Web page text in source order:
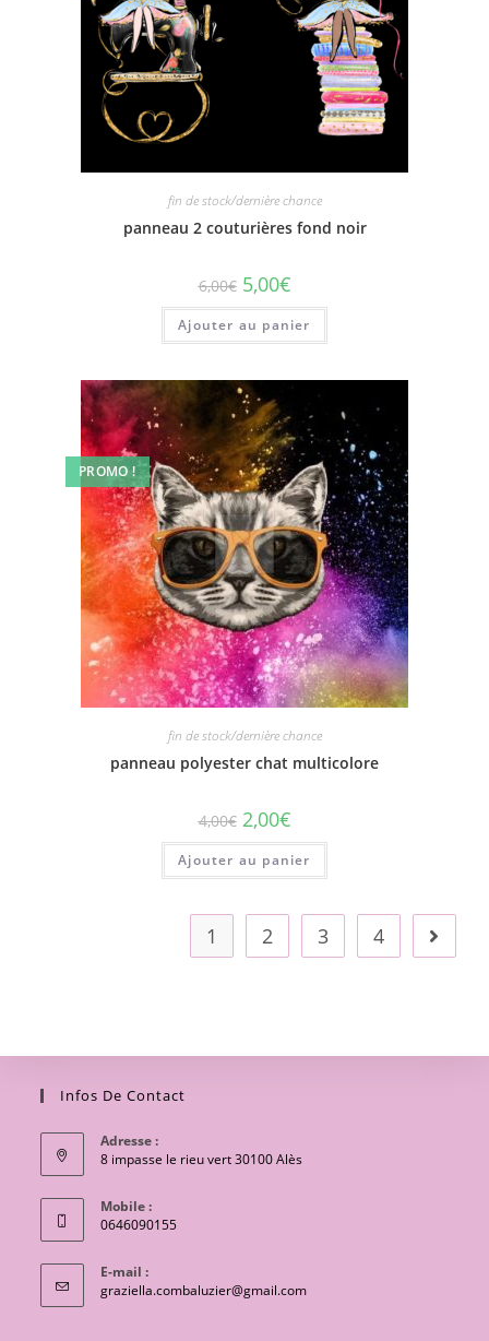
fin de stock/dernière chance
panneau 2 couturières fond noir
6,00€ 5,00€
Ajouter au panier
PROMO !
fin de stock/dernière chance
panneau polyester chat multicolore
4,00€ 2,00€
Ajouter au panier
1 2 3 4
Infos De Contact
Adresse :
8 impasse le rieu vert 30100 Alès
Mobile :
0646090155
E-mail :
graziella.combaluzier@gmail.comS’ouvre